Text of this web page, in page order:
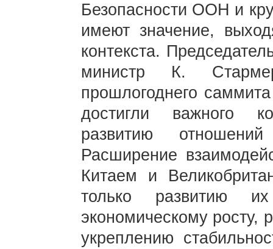
Безопасности ООН и
имеют значение,
контекста.
министр К.
прошлогоднего
достигли важного
развитию
Расширение
Китаем и
только развитию
экономическому
укреплению